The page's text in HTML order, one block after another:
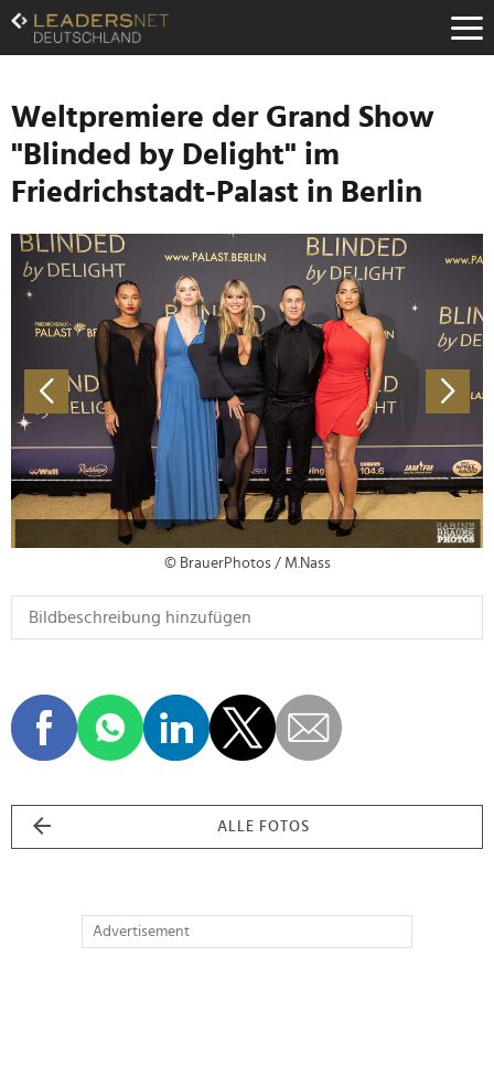
Zum
Inhalt
Zur
Navigation
Zur
Hauptnavigation
Weltpremiere der Grand Show
"Blinded by Delight" im
Friedrichstadt-Palast in Berlin
© BrauerPhotos / M.Nass
ALLE FOTOS
Advertisement